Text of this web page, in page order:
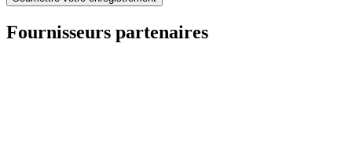
Fournisseurs partenaires